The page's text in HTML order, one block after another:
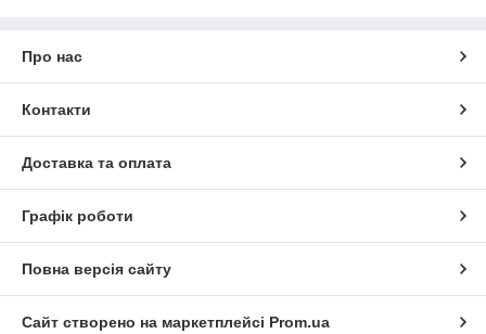
Про нас
Контакти
Доставка та оплата
Графік роботи
Повна версія сайту
Сайт створено на маркетплейсі Prom.ua